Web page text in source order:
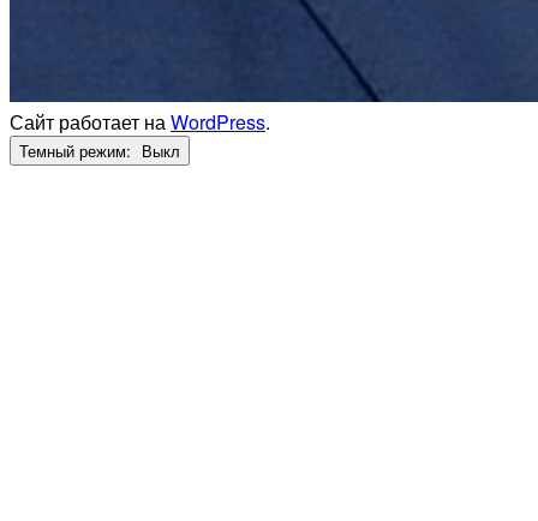
Сайт работает наWordPress.
Темный режим: